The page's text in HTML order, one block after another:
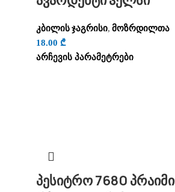
კბილის ჯაგრისი, მოზრდილთა
18.00 ₾
არჩევის პარამეტრები
პესიტრო 7680 პრაიმი